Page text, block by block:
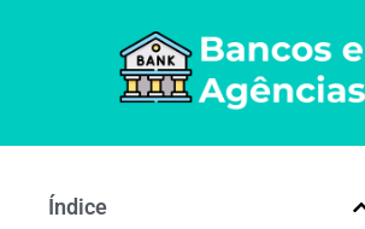
Índice